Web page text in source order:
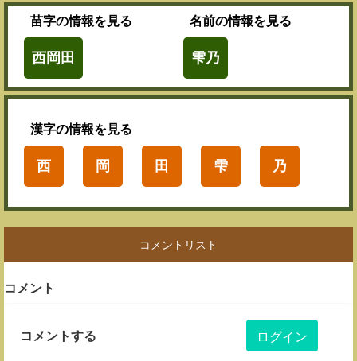
苗字の情報を見る
西岡田
名前の情報を見る
雫乃
漢字の情報を見る
西 岡 田 雫 乃
コメントリスト
コメント
コメントする ログイン